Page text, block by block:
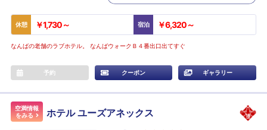
休憩 ￥1,730～ 宿泊 ￥6,320～
なんばの老舗のラブホテル。 なんばウォークＢ４番出口出てすぐ
予約 クーポン ギャラリー
空満情報
をみる
ホテル ユーズアネックス